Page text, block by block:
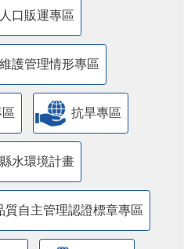
口販運專區
護管理情形專區
抗旱專區
水環境計畫
質自主管理認證標章專區